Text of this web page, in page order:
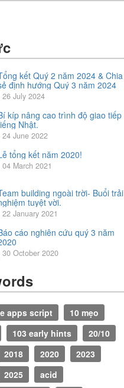
kết Quý 2 năm 2024 & Chia
định hướng Quý 3 năm 2024
26 July 2024
kíp nâng cao trình độ giao tiếp
Nhật.
24 June 2022
tổng kết năm 2020!
04 March 2021
building ngoài trời- Buổi trải
tuyệt vời.
22 January 2021
cáo nghiên cứu quý 3 năm
30 October 2020
apps script
10 mẹo
103 early hints
20/10
2018 2020
2023
2025
acid